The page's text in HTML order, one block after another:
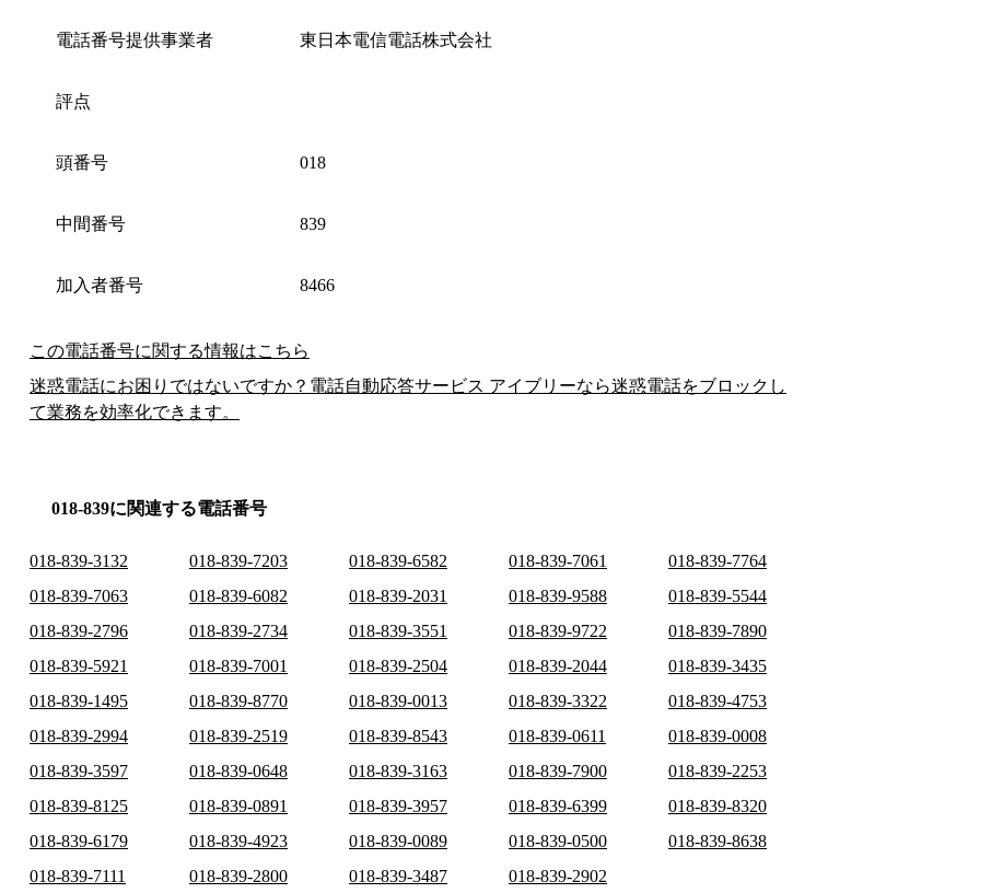
電話番号提供事業者 東日本電信電話株式会社
評点
頭番号 018
中間番号 839
加入者番号 8466
この電話番号に関する情報はこちら
迷惑電話にお困りではないですか？電話自動応答サービス アイブリーなら迷惑電話をブロックし
て業務を効率化できます。
018-839に関連する電話番号
018-839-3132 018-839-7203 018-839-6582 018-839-7061
018-839-7764
018-839-7063
018-839-6082 018-839-2031 018-839-9588
018-839-5544
018-839-2796
018-839-2734 018-839-3551 018-839-9722
018-839-7890
018-839-5921
018-839-7001 018-839-2504 018-839-2044
018-839-3435
018-839-1495
018-839-8770 018-839-0013 018-839-3322
018-839-4753
018-839-2994
018-839-2519 018-839-8543 018-839-0611
018-839-0008
018-839-3597
018-839-0648 018-839-3163 018-839-7900
018-839-2253
018-839-8125
018-839-0891 018-839-3957 018-839-6399
018-839-8320
018-839-6179
018-839-4923 018-839-0089 018-839-0500
018-839-8638
018-839-7111
018-839-2800 018-839-3487 018-839-2902